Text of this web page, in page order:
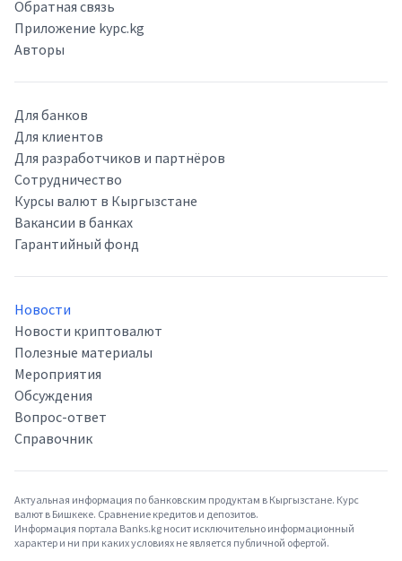
Обратная связь
Приложение kypc.kg
Авторы
Для банков
Для клиентов
Для разработчиков и партнёров
Сотрудничество
Курсы валют в Кыргызстане
Вакансии в банках
Гарантийный фонд
Новости
Новости криптовалют
Полезные материалы
Мероприятия
Обсуждения
Вопрос-ответ
Справочник
Актуальная информация по банковским продуктам в Кыргызстане. Курс
валют в Бишкеке. Сравнение кредитов и депозитов.
Информация портала Banks.kg носит исключительно информационный
характер и ни при каких условиях не является публичной офертой.